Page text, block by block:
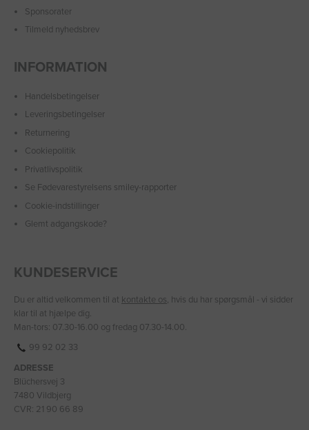
Sponsorater
Tilmeld nyhedsbrev
INFORMATION
Handelsbetingelser
Leveringsbetingelser
Returnering
Cookiepolitik
Privatlivspolitik
Se Fødevarestyrelsens smiley-rapporter
Cookie-indstillinger
Glemt adgangskode?
KUNDESERVICE
Du er altid velkommen til at kontakte os, hvis du har spørgsmål - vi sidder
klar til at hjælpe dig.
Man-tors: 07.30-16.00 og fredag 07.30-14.00.
99 92 02 33
ADRESSE
Blüchersvej 3
7480 Vildbjerg
CVR: 21 90 66 89